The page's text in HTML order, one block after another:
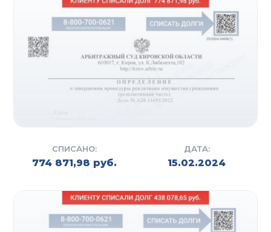
СПИСАНО:
774 871,98 руб.
ДАТА:
15.02.2024